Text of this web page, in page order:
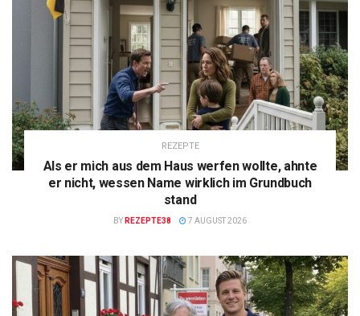
REZEPTE
Als er mich aus dem Haus werfen wollte, ahnte
er nicht, wessen Name wirklich im Grundbuch
stand
BY REZEPTE38 7 AUGUST 2026